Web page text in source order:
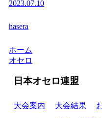
2023.07.10
hasera
ホーム
オセロ
日本オセロ連盟
大会案内 大会結果